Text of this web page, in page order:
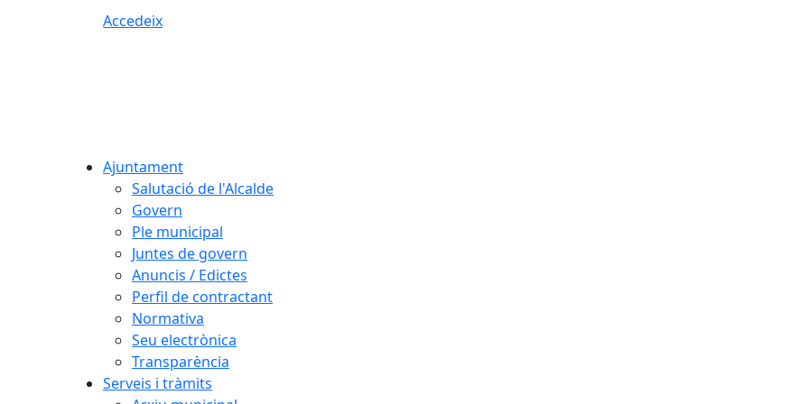
Accedeix
Ajuntament
Salutació de l'Alcalde
Govern
Ple municipal
Juntes de govern
Anuncis / Edictes
Perfil de contractant
Normativa
Seu electrònica
Transparència
Serveis i tràmits